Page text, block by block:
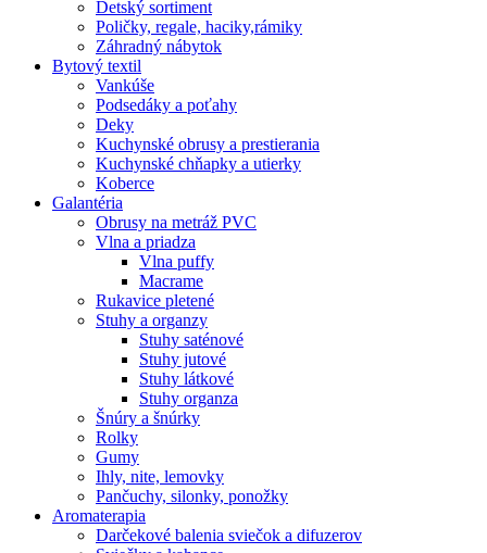
Detský sortiment
Poličky, regale, haciky,rámiky
Záhradný nábytok
Bytový textil
Vankúše
Podsedáky a poťahy
Deky
Kuchynské obrusy a prestierania
Kuchynské chňapky a utierky
Koberce
Galantéria
Obrusy na metráž PVC
Vlna a priadza
Vlna puffy
Macrame
Rukavice pletené
Stuhy a organzy
Stuhy saténové
Stuhy jutové
Stuhy látkové
Stuhy organza
Šnúry a šnúrky
Rolky
Gumy
Ihly, nite, lemovky
Pančuchy, silonky, ponožky
Aromaterapia
Darčekové balenia sviečok a difuzerov